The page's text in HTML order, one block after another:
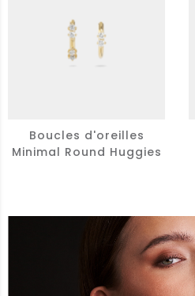
Boucles d'oreilles
Minimal Round Huggies